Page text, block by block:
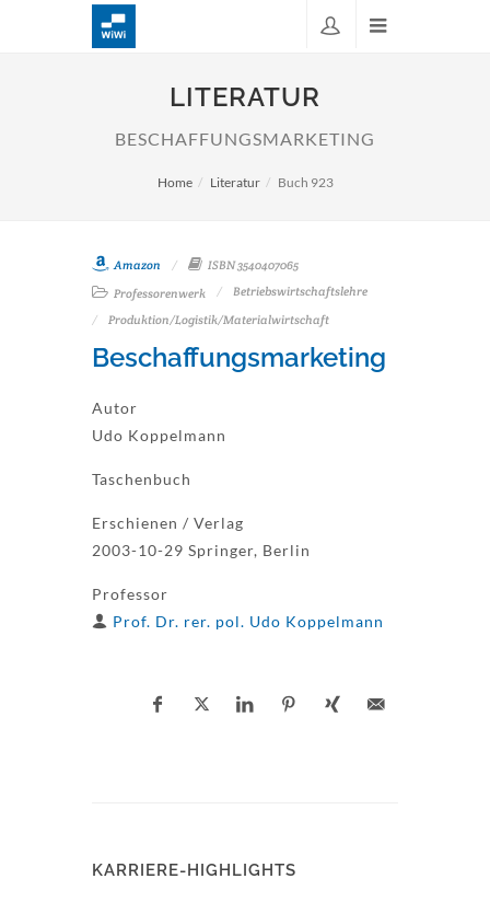
LITERATUR
BESCHAFFUNGSMARKETING
Home Literatur Buch 923
Amazon
ISBN 3540407065
Professorenwerk
Betriebswirtschaftslehre
Produktion/Logistik/Materialwirtschaft
Beschaffungsmarketing
Autor
Udo Koppelmann
Taschenbuch
Erschienen / Verlag
2003-10-29 Springer, Berlin
Professor
Prof. Dr. rer. pol. Udo Koppelmann
KARRIERE-HIGHLIGHTS